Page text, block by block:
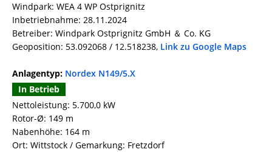
Windpark: WEA 4 WP Ostprignitz
Inbetriebnahme: 28.11.2024
Betreiber: Windpark Ostprignitz GmbH ＆ Co. KG
Geoposition: 53.092068 / 12.518238, Link zu Google Maps
Anlagentyp: Nordex N149/5.X
In Betrieb
Nettoleistung: 5.700,0 kW
Rotor-Ø: 149 m
Nabenhöhe: 164 m
Ort: Wittstock / Gemarkung: Fretzdorf